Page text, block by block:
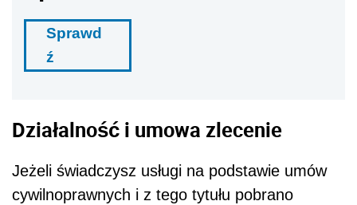
Sprawd
ź
Działalność i umowa zlecenie
Jeżeli świadczysz usługi na podstawie umów
cywilnoprawnych i z tego tytułu pobrano